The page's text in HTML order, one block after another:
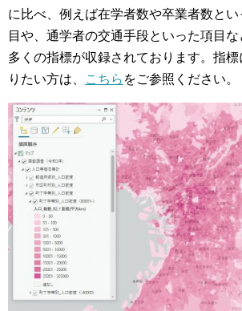
に比べ、例えば在学者数や卒業者数と
目や、通学者の交通手段といった項目
多くの指標が収録されております。指
りたい方は、
こちら をご参照ください。